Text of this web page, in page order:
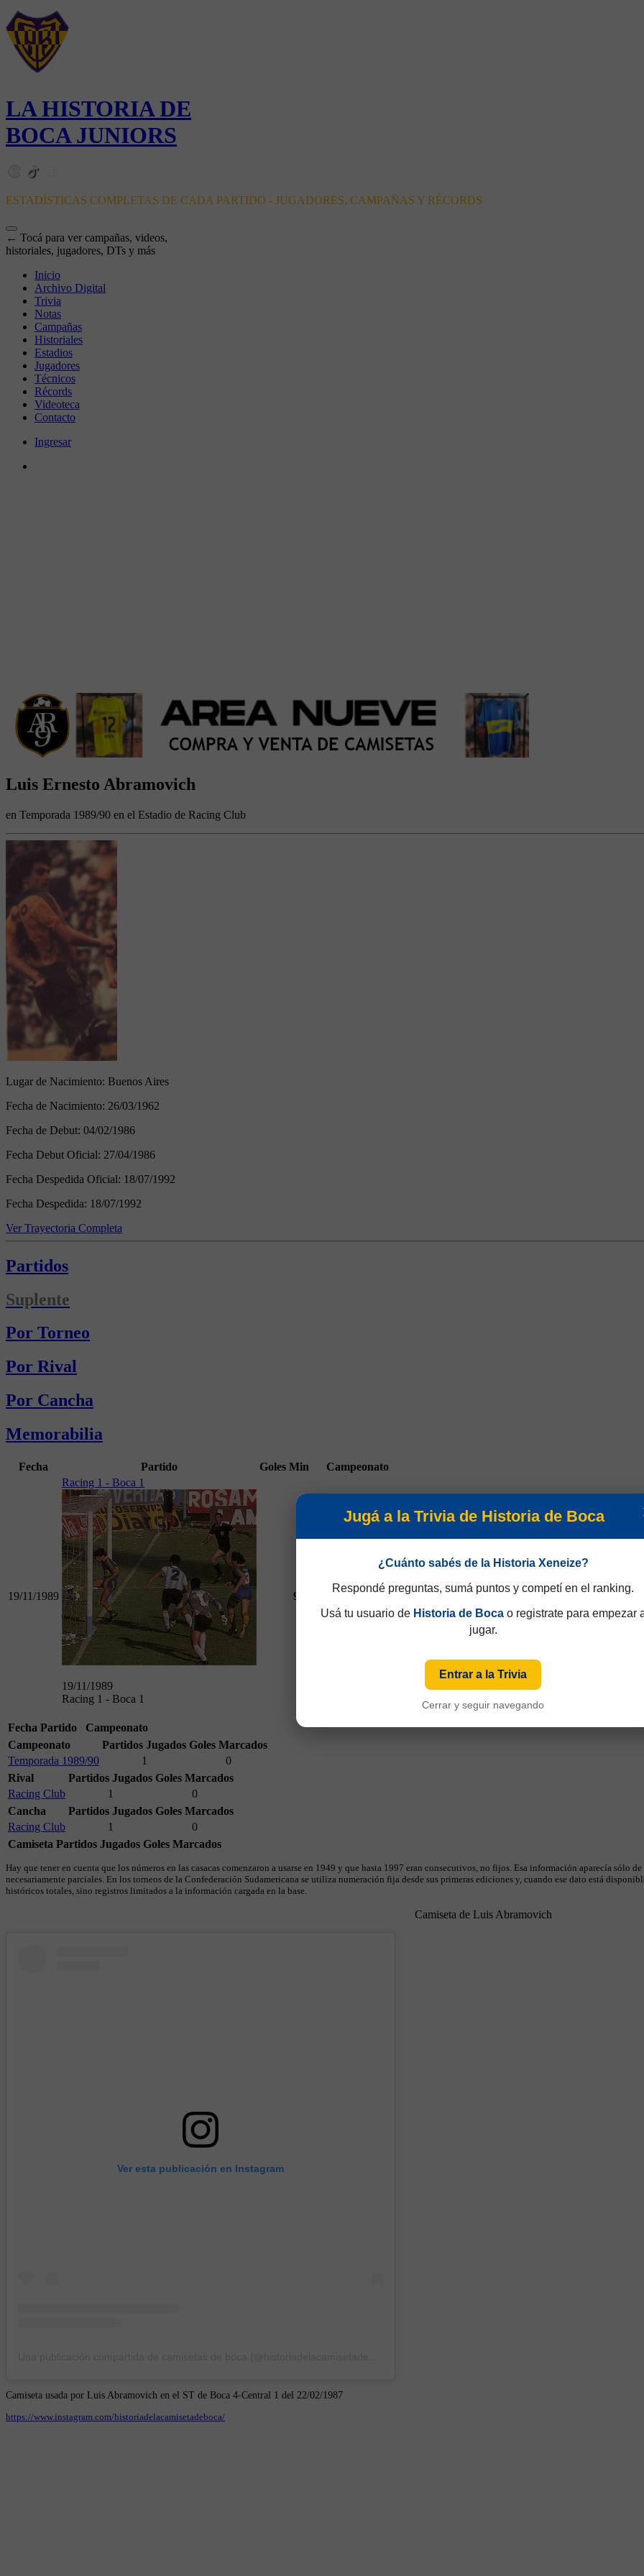
LA HISTORIA DE
BOCA JUNIORS
ESTADÍSTICAS COMPLETAS DE CADA PARTIDO - JUGADORES, CAMPAÑAS Y RÉCORDS
← Tocá para ver campañas, videos,
historiales, jugadores, DTs y más
Inicio
Archivo Digital
Trivia
Notas
Campañas
Historiales
Estadios
Jugadores
Técnicos
Récords
Videoteca
Contacto
Ingresar
Luis Ernesto Abramovich
en Temporada 1989/90 en el Estadio de Racing Club
Lugar de Nacimiento: Buenos Aires
Fecha de Nacimiento: 26/03/1962
Fecha de Debut: 04/02/1986
Fecha Debut Oficial: 27/04/1986
Fecha Despedida Oficial: 18/07/1992
Fecha Despedida: 18/07/1992
Ver Trayectoria Completa
Partidos
Suplente
Por Torneo
Por Rival
Por Cancha
Memorabilia
Fecha Partido Goles Min Campeonato
19/11/1989
Racing 1 - Boca 1
19/11/1989
Racing 1 - Boca 1
90 Temporada 1989/90
Fecha Partido
Campeonato
Campeonato
Partidos Jugados Goles Marcados
Temporada 1989/90
1
0
Rival
Partidos Jugados Goles Marcados
Racing Club
1
0
Cancha
Partidos Jugados Goles Marcados
Racing Club
1
0
Camiseta Partidos Jugados Goles Marcados
Hay que tener en cuenta que los números en las casacas comenzaron a usarse en 1949 y que hasta 1997 eran consecutivos, no fijos. Esa información aparecía sólo
necesariamente parciales. En los torneos de la Confederación Sudamericana se utiliza numeración fija desde sus primeras ediciones y, cuando ese dato está
históricos totales, sino registros limitados a la información cargada en la base.
Camiseta de Luis Abramovich
Ver esta publicación en Instagram
Camiseta usada por Luis Abramovich en el ST de Boca 4-Central 1 del 22/02/1987
https://www.instagram.com/historiadelacamisetadeboca/
Jugá a la Trivia de Historia de Boca
¿Cuánto sabés de la Historia Xeneize?
Respondé preguntas, sumá puntos y competí en el ranking.
Usá tu usuario de Historia de Bocao registrate para empezar
jugar.
Entrar a la Trivia
Cerrar y seguir navegando